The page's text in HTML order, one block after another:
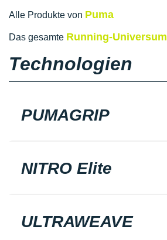
Alle Produkte von Puma
Das gesamte Running-Universum
Technologien
PUMAGRIP
NITRO Elite
ULTRAWEAVE